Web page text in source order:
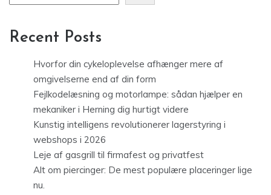
Recent Posts
Hvorfor din cykeloplevelse afhænger mere af
omgivelserne end af din form
Fejlkodelæsning og motorlampe: sådan hjælper en
mekaniker i Herning dig hurtigt videre
Kunstig intelligens revolutionerer lagerstyring i
webshops i 2026
Leje af gasgrill til firmafest og privatfest
Alt om piercinger: De mest populære placeringer lige
nu.